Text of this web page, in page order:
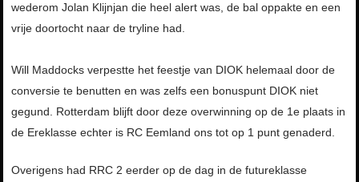
wederom Jolan Klijnjan die heel alert was, de bal oppakte en een
vrije doortocht naar de tryline had.
Will Maddocks verpestte het feestje van DIOK helemaal door de
conversie te benutten en was zelfs een bonuspunt DIOK niet
gegund. Rotterdam blijft door deze overwinning op de 1e plaats in
de Ereklasse echter is RC Eemland ons tot op 1 punt genaderd.
Overigens had RRC 2 eerder op de dag in de futureklasse